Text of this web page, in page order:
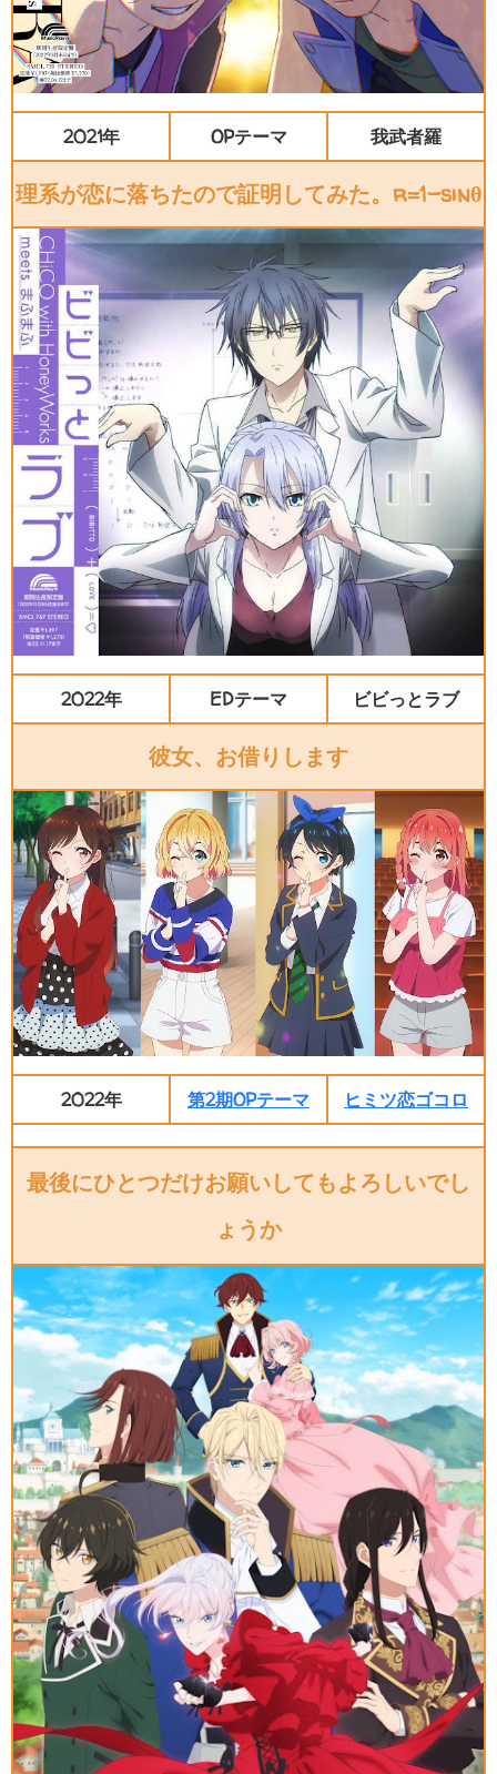
2021年 OPテーマ 我武者羅
理系が恋に落ちたので証明してみた。r=1-sinθ
2022年 EDテーマ ビビっとラブ
彼女、お借りします
2022年 第2期OPテーマ ヒミツ恋ゴコロ
最後にひとつだけお願いしてもよろしいでし
ょうか